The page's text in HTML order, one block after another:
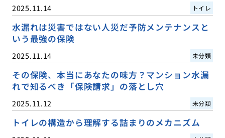
2025.11.14 トイレ
水漏れは災害ではない人災だ予防メンテナンスと
いう最強の保険
2025.11.14 未分類
その保険、本当にあなたの味方？マンション水漏
れで知るべき「保険請求」の落とし穴
2025.11.12 未分類
トイレの構造から理解する詰まりのメカニズム